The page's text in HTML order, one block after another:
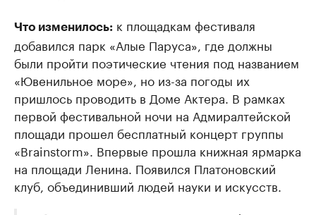
Что изменилось: к площадкам фестиваля
добавился парк «Алые Паруса», где должны
были пройти поэтические чтения под названием
«Ювенильное море», но из-за погоды их
пришлось проводить в Доме Актера. В рамках
первой фестивальной ночи на Адмиралтейской
площади прошел бесплатный концерт группы
«Brainstorm». Впервые прошла книжная ярмарка
на площади Ленина. Появился Платоновский
клуб, объединивший людей науки и искусств.